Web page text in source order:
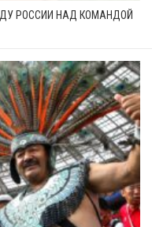
РОССИИ НАД КОМАНДОЙ